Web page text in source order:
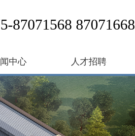
87071568 87071668
中心 人才招聘